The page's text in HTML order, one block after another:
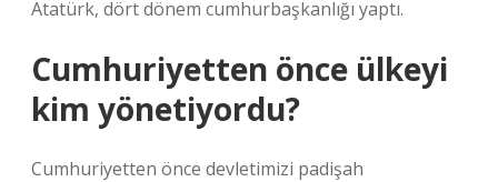
Atatürk, dört dönem cumhurbaşkanlığı yaptı.
Cumhuriyetten önce ülkeyi
kim yönetiyordu?
Cumhuriyetten önce devletimizi padişah